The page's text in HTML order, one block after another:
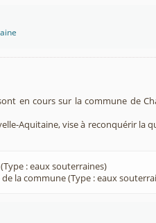
en cours sur la commune de
Aquitaine, vise à reconquérir la
: eaux souterraines)
la commune (Type : eaux